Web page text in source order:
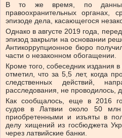
В то же время, по данным
правоохранительных органах,
эпизоде ​​дела, касающегося
Однако в августе 2019 года,
эпизод закрыли на основании
Антикоррупционное бюро
части о незаконном обогащении.
Кроме того, собеседник издания
отметил, что за 5,5 лет, когда
следственных действий,
расследования, не проводилось,
Как сообщалось, еще в 2016
сyдов в Латвии около 50 млн
приобретенными и изъяты в
делу хищений из госбюджета
через латвийские банки.